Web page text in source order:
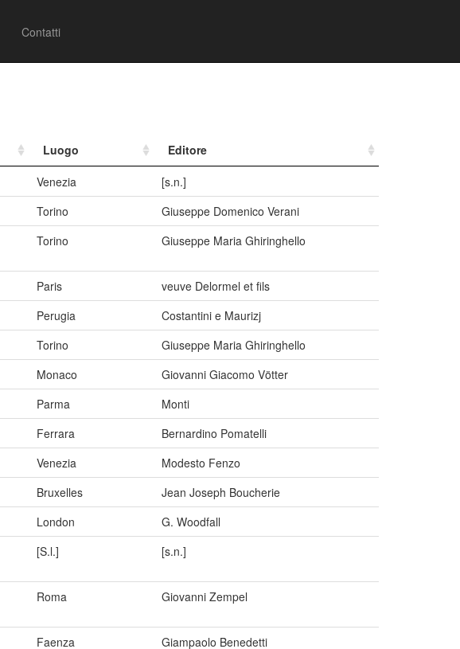
Contatti
Luogo
Editore
Venezia
[s.n.]
Torino
Giuseppe Domenico Verani
Torino Giuseppe Maria Ghiringhello
Paris
veuve Delormel et fils
Perugia
Costantini e Maurizj
Torino
Giuseppe Maria Ghiringhello
Monaco
Giovanni Giacomo Vötter
Parma
Monti
Ferrara
Bernardino Pomatelli
Venezia
Modesto Fenzo
Bruxelles
Jean Joseph Boucherie
London
G. Woodfall
[S.l.] [s.n.]
Roma Giovanni Zempel
Faenza
Giampaolo Benedetti